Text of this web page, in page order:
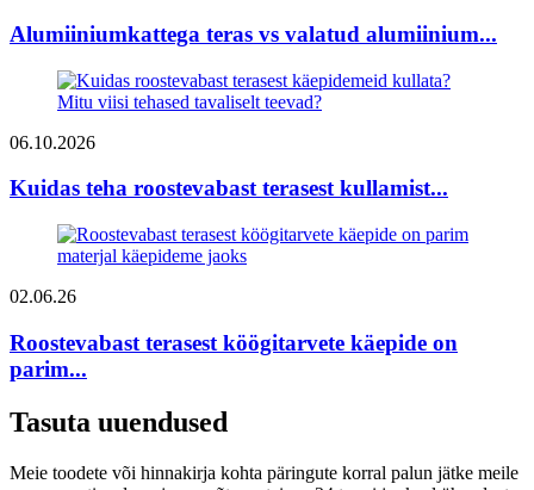
Alumiiniumkattega teras vs valatud alumiinium...
06.10.2026
Kuidas teha roostevabast terasest kullamist...
02.06.26
Roostevabast terasest köögitarvete käepide on
parim...
Tasuta uuendused
Meie toodete või hinnakirja kohta päringute korral palun jätke meile